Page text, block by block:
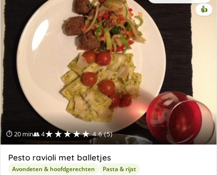
⏱ 20 min👥 4★★★★★ 4.6 (5)
👍
Pesto ravioli met balletjes
Avondeten & hoofdgerechten Pasta & rijst